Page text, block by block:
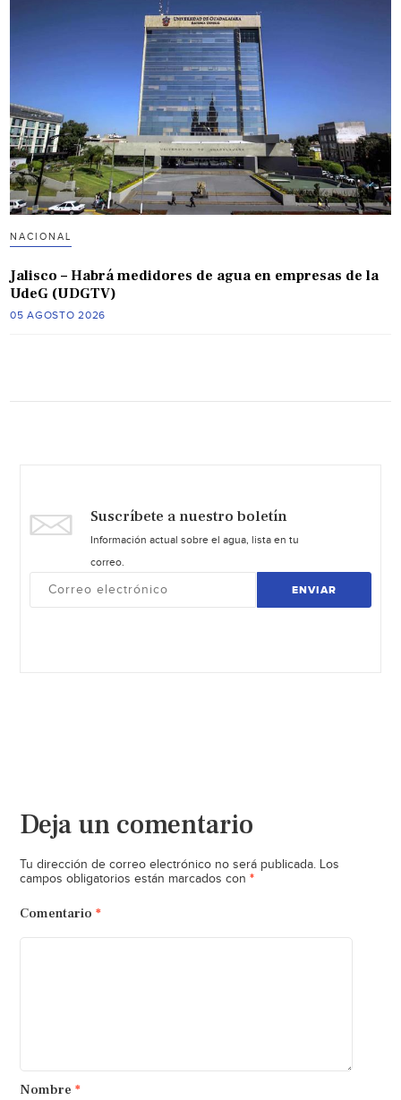
NACIONAL
Jalisco – Habrá medidores de agua en empresas de la
UdeG (UDGTV)
05 AGOSTO 2026
Suscríbete a nuestro boletín
Información actual sobre el agua, lista en tu
correo.
ENVIAR
Deja un comentario
Tu dirección de correo electrónico no será publicada. Los
campos obligatorios están marcados con *
Comentario *
Nombre *